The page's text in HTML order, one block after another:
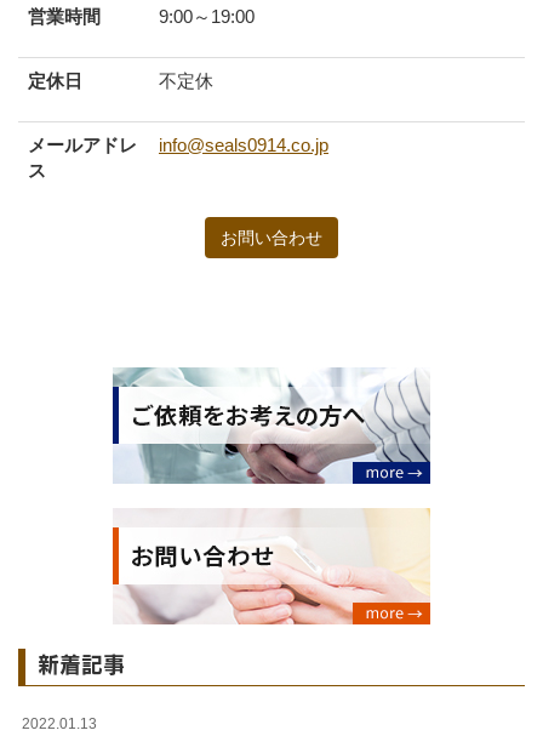
営業時間 9:00～19:00
定休日 不定休
メールアドレ
ス
info@seals0914.co.jp
お問い合わせ
新着記事
2022.01.13